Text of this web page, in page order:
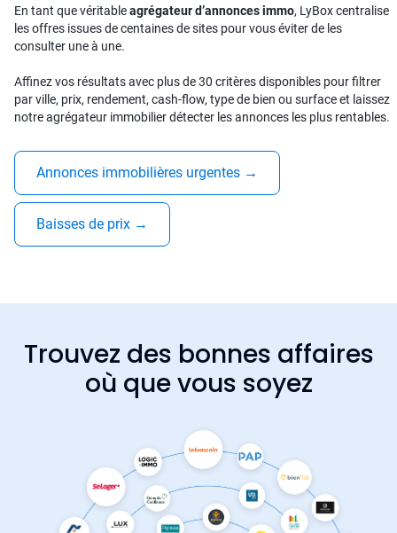
En tant que véritableagrégateur d’annonces immo, LyBox centralise
les offres issues de centaines de sites pour vous éviter de les
consulter une à une.
Affinez vos résultats avec plus de 30 critères disponibles pour filtrer
par ville, prix, rendement, cash-flow, type de bien ou surface et laissez
notre agrégateur immobilier détecter les annonces les plus rentables.
Annonces immobilières urgentes →
Baisses de prix →
Trouvez des bonnes affaires
où que vous soyez